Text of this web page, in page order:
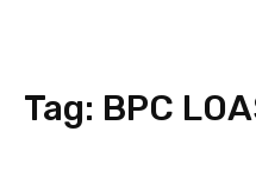
Tag: BPC